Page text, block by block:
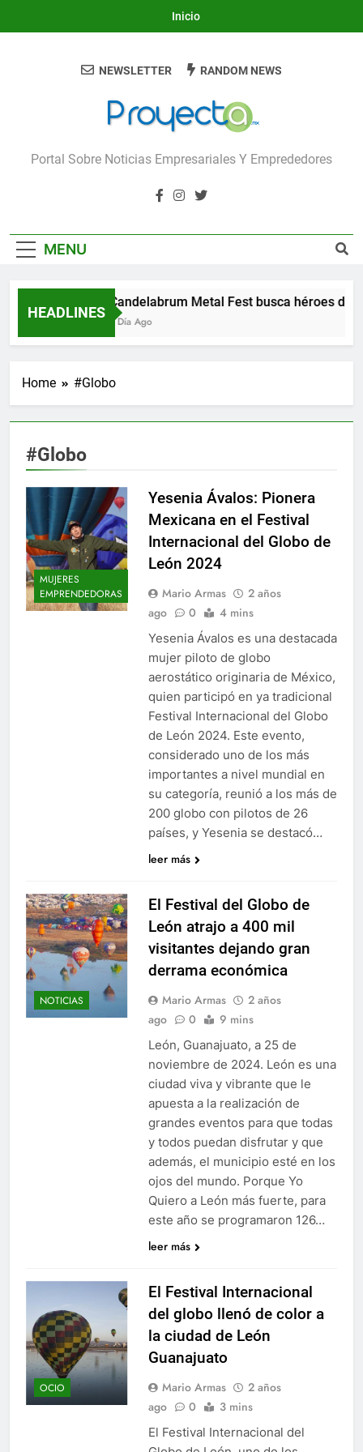
Inicio
Proyecta
Portal Sobre Noticias Empresariales Y Emprededores
NEWSLETTER RANDOM NEWS
MENU
HEADLINES
Candelabrum Metal Fest busca héroes de
1 Día Ago
Home #Globo
#Globo
MUJERES
EMPRENDEDORAS
Yesenia Ávalos: Pionera
Mexicana en el Festival
Internacional del Globo de
León 2024
Mario Armas
2 años
ago
0 4 mins
Yesenia Ávalos es una destacada
mujer piloto de globo
aerostático originaria de México,
quien participó en ya tradicional
Festival Internacional del Globo
de León 2024. Este evento,
considerado uno de los más
importantes a nivel mundial en
su categoría, reunió a los más de
200 globo con pilotos de 26
países, y Yesenia se destacó…
leer más
NOTICIAS
El Festival del Globo de
León atrajo a 400 mil
visitantes dejando gran
derrama económica
Mario Armas
2 años
ago
0 9 mins
León, Guanajuato, a 25 de
noviembre de 2024. León es una
ciudad viva y vibrante que le
apuesta a la realización de
grandes eventos para que todas
y todos puedan disfrutar y que
además, el municipio esté en los
ojos del mundo. Porque Yo
Quiero a León más fuerte, para
este año se programaron 126…
leer más
OCIO
El Festival Internacional
del globo llenó de color a
la ciudad de León
Guanajuato
Mario Armas
2 años
ago
0 3 mins
El Festival Internacional del